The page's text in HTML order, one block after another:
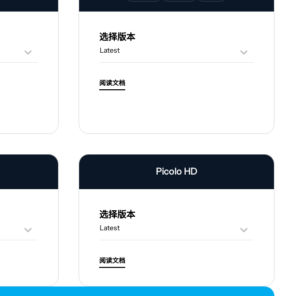
选择版本
阅读文档
Picolo HD
选择版本
阅读文档